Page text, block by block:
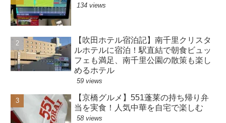
134 views
【吹田ホテル宿泊記】南千里クリスタ
ルホテルに宿泊！駅直結で朝食ビュッ
フェも満足、南千里公園の散策も楽し
めるホテル
59 views
【京橋グルメ】551蓬莱の持ち帰り弁
当を実食！人気中華を自宅で楽しむ
58 views